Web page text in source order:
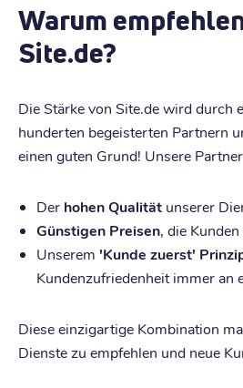
Warum
Site.de?
Die Stärke von Site.de wird durch
hunderten begeisterten Partnern
einen guten Grund! Unsere
Der hohen Qualität unserer
Günstigen Preisen, die
Unserem 'Kunde zuerst'
Kundenzufriedenheit immer an
Diese einzigartige Kombination
Dienste zu empfehlen und neue